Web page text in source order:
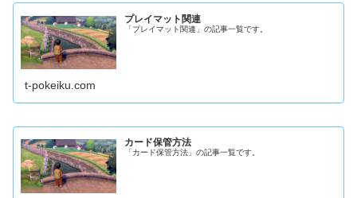
プレイマット関連
「プレイマット関連」の記事一覧です。
t-pokeiku.com
カード保管方法
「カード保管方法」の記事一覧です。